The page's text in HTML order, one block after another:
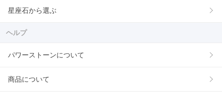
星座石から選ぶ
ヘルプ
パワーストーンについて
商品について